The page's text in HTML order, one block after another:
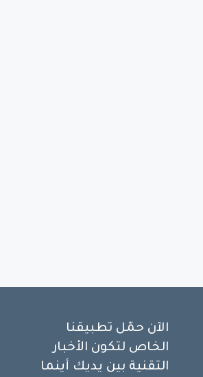
الآن حمّل تطبيقنا
الخاص لتكون الأخبار
التقنية بين يديك أينما